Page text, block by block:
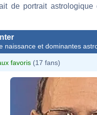
de portrait
naissance et dominantes
favoris (17 fans)